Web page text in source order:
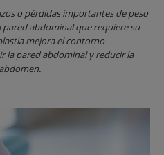
o pérdidas importantes de peso
abdominal que requiere su
mejora el contorno
la pared abdominal y reducir la